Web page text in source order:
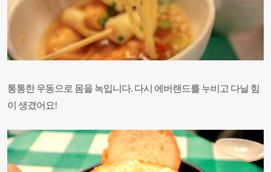
통통한 우동으로 몸을 녹입니다. 다시 에버랜드를 누비고 다닐 힘
이 생겼어요!